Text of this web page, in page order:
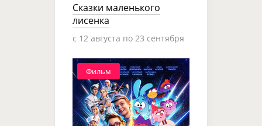
Сказки маленького
лисенка
c 12 августа по 23 сентября
Фильм